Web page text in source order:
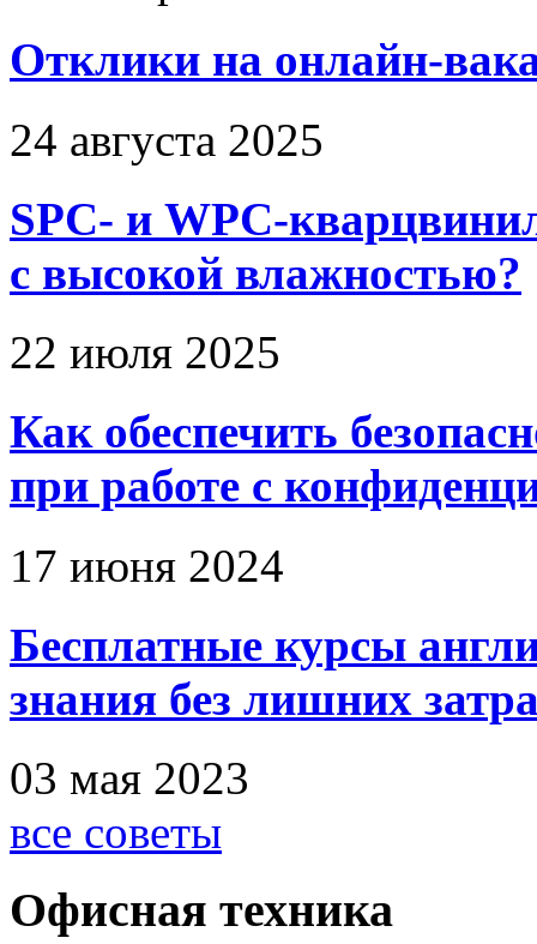
Отклики на онлайн-
24 августа 2025
SPC- и WPC-
с высокой влажностью?
22 июля 2025
Как обеспечить
при работе с
17 июня 2024
Бесплатные курсы
знания без лишних
03 мая 2023
все советы
Офисная техника